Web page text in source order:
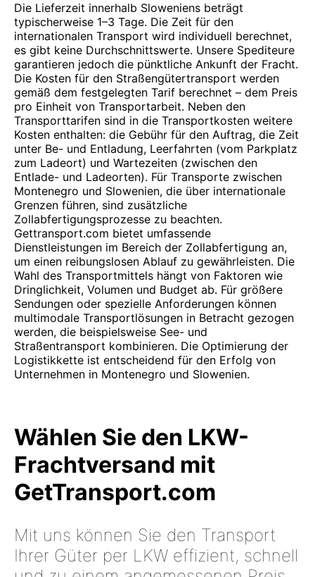
Die Lieferzeit innerhalb Sloweniens beträgt
typischerweise 1–3 Tage. Die Zeit für den
internationalen Transport wird individuell berechnet,
es gibt keine Durchschnittswerte. Unsere Spediteure
garantieren jedoch die pünktliche Ankunft der Fracht.
Die Kosten für den Straßengütertransport werden
gemäß dem festgelegten Tarif berechnet – dem Preis
pro Einheit von Transportarbeit. Neben den
Transporttarifen sind in die Transportkosten weitere
Kosten enthalten: die Gebühr für den Auftrag, die Zeit
unter Be- und Entladung, Leerfahrten (vom Parkplatz
zum Ladeort) und Wartezeiten (zwischen den
Entlade- und Ladeorten). Für Transporte zwischen
Montenegro und Slowenien, die über internationale
Grenzen führen, sind zusätzliche
Zollabfertigungsprozesse zu beachten.
Gettransport.com bietet umfassende
Dienstleistungen im Bereich der Zollabfertigung an,
um einen reibungslosen Ablauf zu gewährleisten. Die
Wahl des Transportmittels hängt von Faktoren wie
Dringlichkeit, Volumen und Budget ab. Für größere
Sendungen oder spezielle Anforderungen können
multimodale Transportlösungen in Betracht gezogen
werden, die beispielsweise See- und
Straßentransport kombinieren. Die Optimierung der
Logistikkette ist entscheidend für den Erfolg von
Unternehmen in Montenegro und Slowenien.
Wählen Sie den LKW-
Frachtversand mit
GetTransport.com
Mit uns können Sie den Transport
Ihrer Güter per LKW effizient, schnell